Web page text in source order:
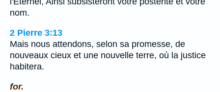
nom.
2 Pierre 3:13
Mais nous attendons, selon sa promesse, de
nouveaux cieux et une nouvelle terre, où la justice
habitera.
for.